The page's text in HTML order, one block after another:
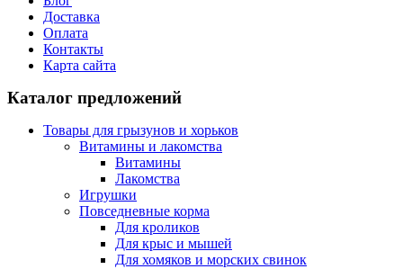
Доставка
Оплата
Контакты
Карта сайта
Каталог предложений
Товары для грызунов и хорьков
Витамины и лакомства
Витамины
Лакомства
Игрушки
Повседневные корма
Для кроликов
Для крыс и мышей
Для хомяков и морских свинок